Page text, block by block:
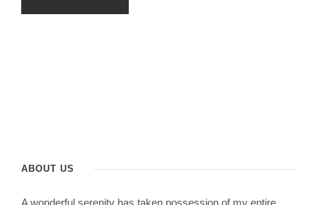
ABOUT US
A wonderful serenity has taken possession of my entire